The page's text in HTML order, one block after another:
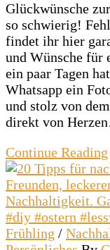
Glückwünsche
so schwierig!
findet ihr hier
und Wünsche für
ein paar Tagen
Whatsapp ein
und stolz von
direkt von
Continue Reading
Frühling /